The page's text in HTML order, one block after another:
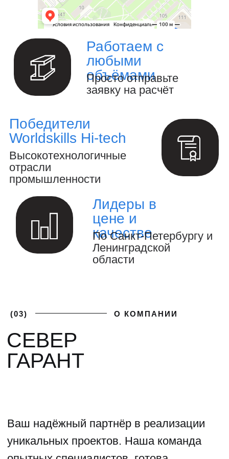
Изготовление металлоизделий и
металлоконструкций.
Полный цикл обработки металла и
металлоизделий
Производство инженерных
расчётов и анализ конструкций.
конструкторской документации.
Осуществление авторского
надзора за реализацией проекта.
ГАЛЕРЕЯ НАШИХ
РАБОТ